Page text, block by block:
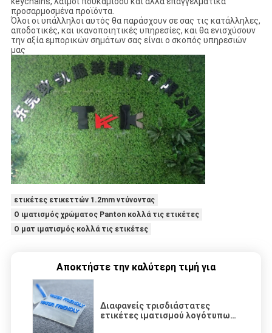
προσαρμοσμένα προϊόντα.
Όλοι οι υπάλληλοι αυτός θα παράσχουν σε σας τις κατάλληλες,
αποδοτικές, και ικανοποιητικές υπηρεσίες, και θα ενισχύσουν
την αξία εμπορικών σημάτων σας είναι ο σκοπός υπηρεσιών
μας
ετικέτες ετικεττών 1.2mm ντύνοντας
Ο ιματισμός χρώματος Panton κολλά τις ετικέτες
Ο ματ ιματισμός κολλά τις ετικέτες
Αποκτήστε την καλύτερη τιμή για
Διαφανείς τρισδιάστατες
ετικέτες ιματισμού λογότυπων